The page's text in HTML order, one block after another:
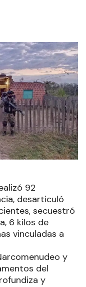
92
desarticuló
secuestró
6 kilos de
vinculadas a
y
del
y